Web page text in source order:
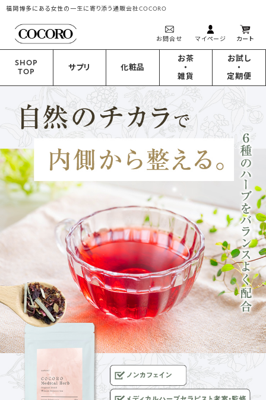
福岡博多にある女性の一生に寄り添う通販会社COCORO
お問合せ マイページ カート
SHOP
TOP
サプリ 化粧品
お茶
・
雑貨
お試し
・
定期便